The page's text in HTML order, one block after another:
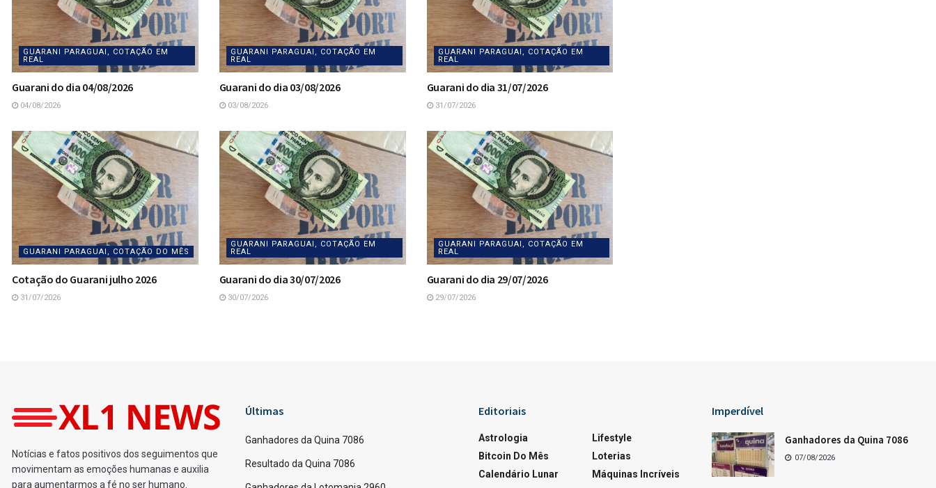
GUARANI PARAGUAI, COTAÇÃO EM
REAL
Guarani do dia 04/08/2026
04/08/2026
GUARANI PARAGUAI, COTAÇÃO EM
REAL
Guarani do dia 03/08/2026
03/08/2026
GUARANI PARAGUAI, COTAÇÃO EM
REAL
Guarani do dia 31/07/2026
31/07/2026
GUARANI PARAGUAI, COTAÇÃO DO MÊS
Cotação do Guarani julho 2026
31/07/2026
GUARANI PARAGUAI, COTAÇÃO EM
REAL
Guarani do dia 30/07/2026
30/07/2026
GUARANI PARAGUAI, COTAÇÃO EM
REAL
Guarani do dia 29/07/2026
29/07/2026
Home Loterias
Ganhadores da Quina 6921